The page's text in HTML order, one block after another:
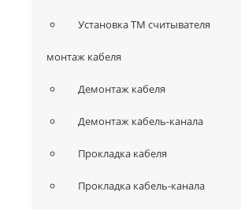
Установка ТМ считывателя
монтаж кабеля
Демонтаж кабеля
Демонтаж кабель-канала
Прокладка кабеля
Прокладка кабель-канала